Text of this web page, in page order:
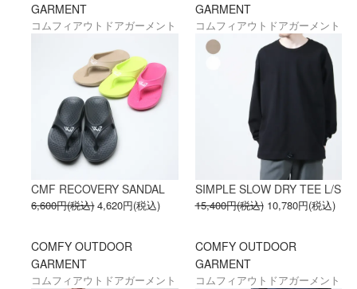
GARMENT
コムフィアウトドアガーメント
CMF RECOVERY SANDAL
6,600円(税込) 4,620円(税込)
GARMENT
コムフィアウトドアガーメント
SIMPLE SLOW DRY TEE L/S
15,400円(税込) 10,780円(税込)
COMFY OUTDOOR
GARMENT
コムフィアウトドアガーメント
COMFY OUTDOOR
GARMENT
コムフィアウトドアガーメント